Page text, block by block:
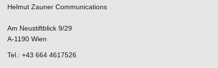
Helmut Zauner Communications
Am Neustiftblick 9/29
A-1190 Wien
Tel.: +43 664 4617526